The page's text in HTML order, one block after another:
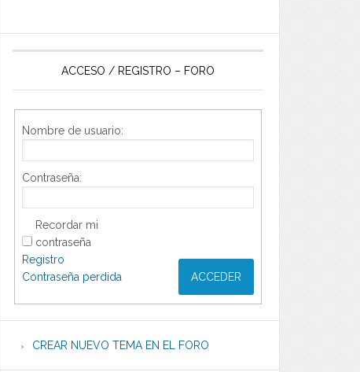
ACCESO / REGISTRO – FORO
Nombre de usuario:
Contraseña:
Recordar mi
contraseña
ACCEDER
Registro
Contraseña perdida
CREAR NUEVO TEMA EN EL FORO